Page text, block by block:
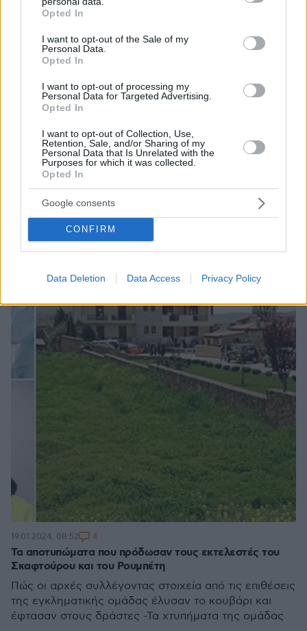
grant or deny consent to Google and its third-party tags to
use your data for below specified purposes in below Google
consent section.
Opted In
I want to opt-out of the Sale of my
Personal Data.
Opted In
I want to opt-out of processing my
Personal Data for Targeted Advertising.
Opted In
I want to opt-out of Collection, Use,
Retention, Sale, and/or Sharing of my
Personal Data that Is Unrelated with the
Purposes for which it was collected.
Opted In
Google consents
CONFIRM
Data Deletion Data Access Privacy Policy
Φωτογραφίες ντοκουμέντο από τη δράση της
Σκαφτούρου και Ρουμπέτη
Το χτύπημα σε πρατήριο καυσίμων, ακινητοποίησαν
τους υπαλλήλους και έβαλαν φωτιά - Επιτέθηκαν σε
βιομηχανική αποθήκη στον Ασπρόπυργο - Με
διαφορά έξι ημερών οι επιθέσεις τους
19.01.2024, 19:50 25
Τα αποτυπώματα που πρόδωσαν τους εκτελεστές του
Σκαφτούρου και του Ρουμπέτη
Πώς οι αρχές συλλέγοντας στοιχεία από τις επιθέσεις
της εγκληματικής ομάδας έλυσαν το κουβάρι και
έφτασαν στους δράστες -Τα χτυπήματα της ομάδας
19.01.2024, 08:52 4